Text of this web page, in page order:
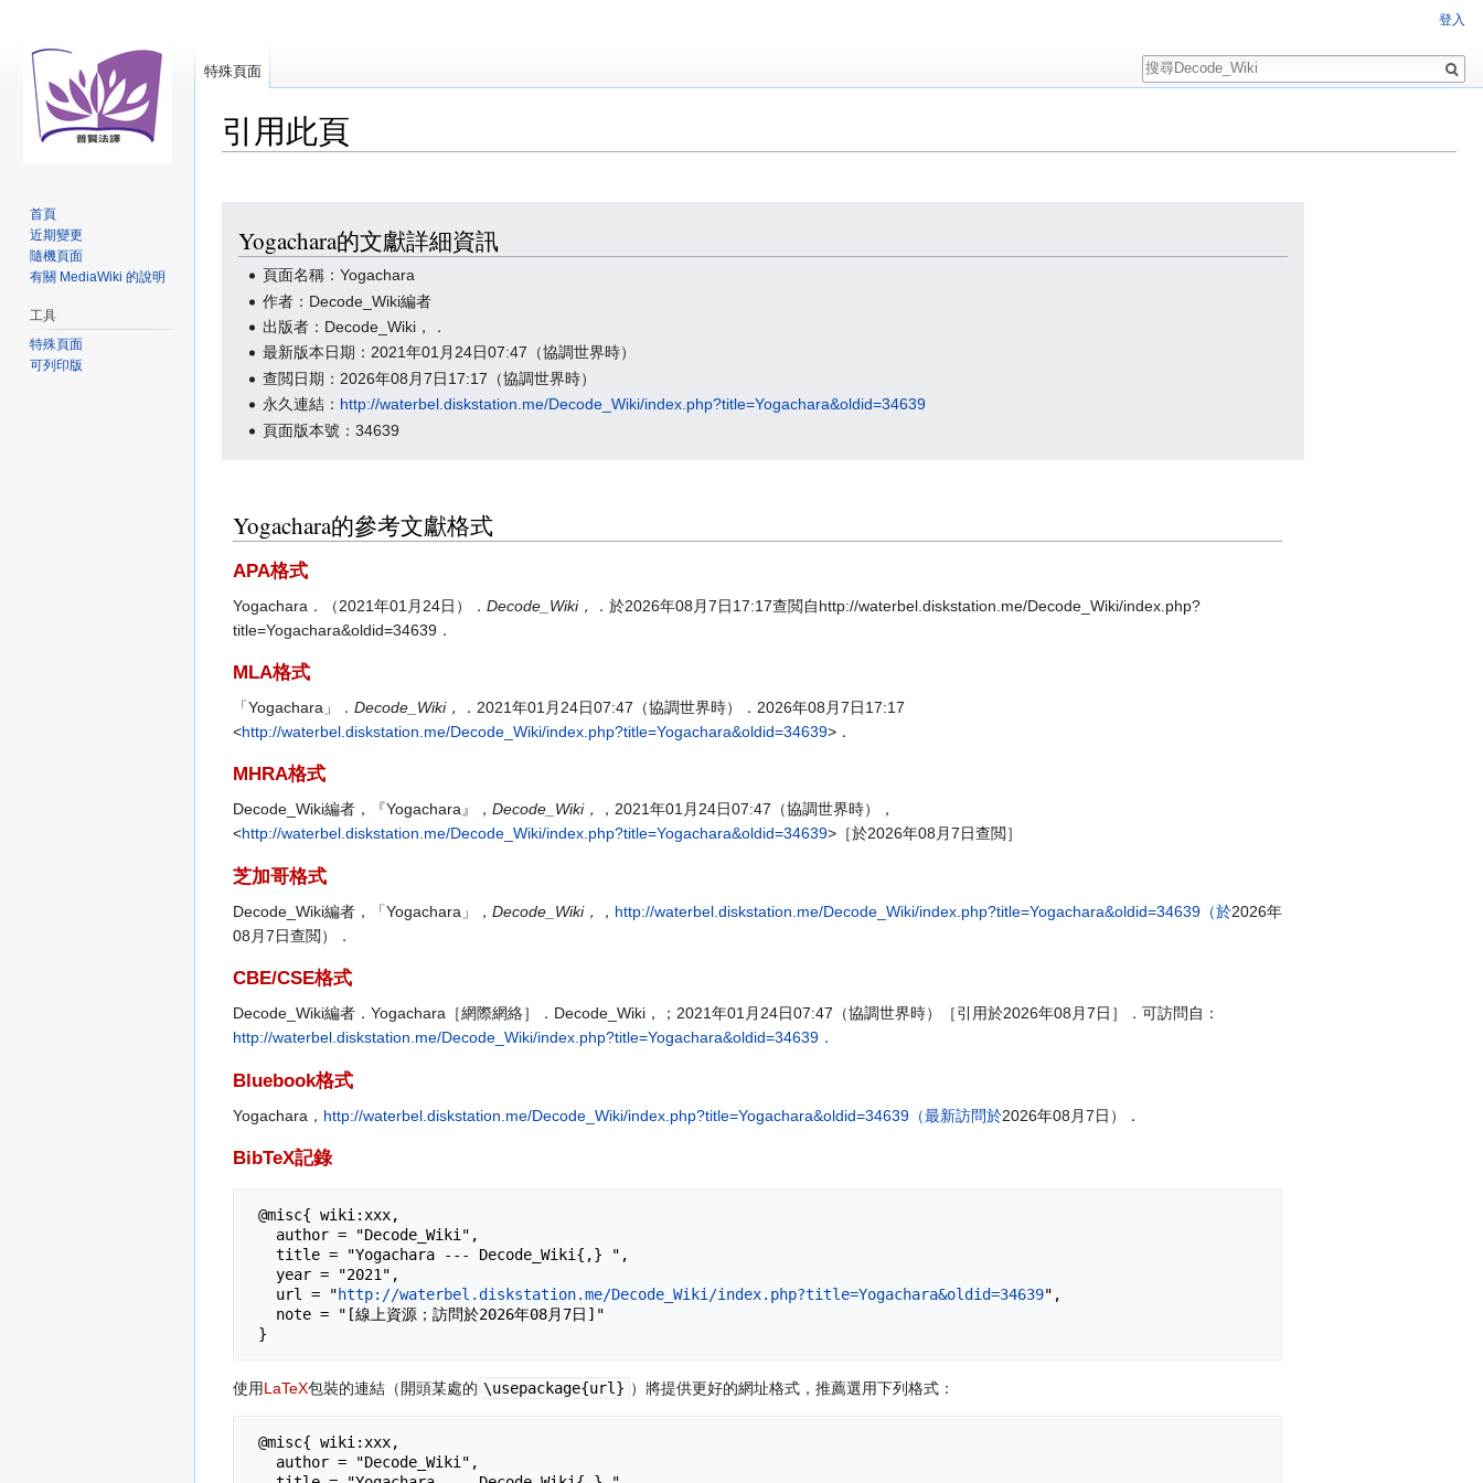
引用此頁
Yogachara的文獻詳細資訊
頁面名稱：Yogachara
作者：Decode_Wiki編者
出版者：Decode_Wiki，．
最新版本日期：2021年01月24日07:47（協調世界時）
查閲日期：2026年08月7日17:17（協調世界時）
永久連結： http://waterbel.diskstation.me/Decode_Wiki/index.php?title=Yogachara&oldid=34639
頁面版本號：34639
Yogachara的參考文獻格式
APA格式
Yogachara．（2021年01月24日）． Decode_Wiki，
．於2026年08月7日17:17查閲自http://waterbel.diskstation.me/Decode_Wiki/index.php?
title=Yogachara&oldid=34639．
MLA格式
「Yogachara」． Decode_Wiki，
．2021年01月24日07:47（協調世界時）．2026年08月7日17:17
<http://waterbel.diskstation.me/Decode_Wiki/index.php?title=Yogachara&oldid=34639>．
MHRA格式
Decode_Wiki編者，『Yogachara』， Decode_Wiki，
，2021年01月24日07:47（協調世界時），
<http://waterbel.diskstation.me/Decode_Wiki/index.php?title=Yogachara&oldid=34639>［於2026年08月7日查閲］
芝加哥格式
Decode_Wiki編者，「Yogachara」， Decode_Wiki， ， http://waterbel.diskstation.me/Decode_Wiki/index.php?title=Yogachara&oldid=34639（於2026年
08月7日查閲）．
CBE/CSE格式
Decode_Wiki編者．Yogachara［網際網絡］．Decode_Wiki，；2021年01月24日07:47（協調世界時）［引用於2026年08月7日］．可訪問自：
http://waterbel.diskstation.me/Decode_Wiki/index.php?title=Yogachara&oldid=34639．
Bluebook格式
Yogachara， http://waterbel.diskstation.me/Decode_Wiki/index.php?title=Yogachara&oldid=34639（最新訪問於2026年08月7日）．
BibTeX記錄
   url = "
http://waterbel.diskstation.me/Decode_Wiki/index.php?title=Yogachara&oldid=34639",
使用LaTeX包裝的連結（開頭某處的 \usepackage{url} ）將提供更好的網址格式，推薦選用下列格式：
登入
特殊頁面
搜
尋
首頁
近期變更
隨機頁面
有關 MediaWiki 的說明
工具
特殊頁面
可列印版